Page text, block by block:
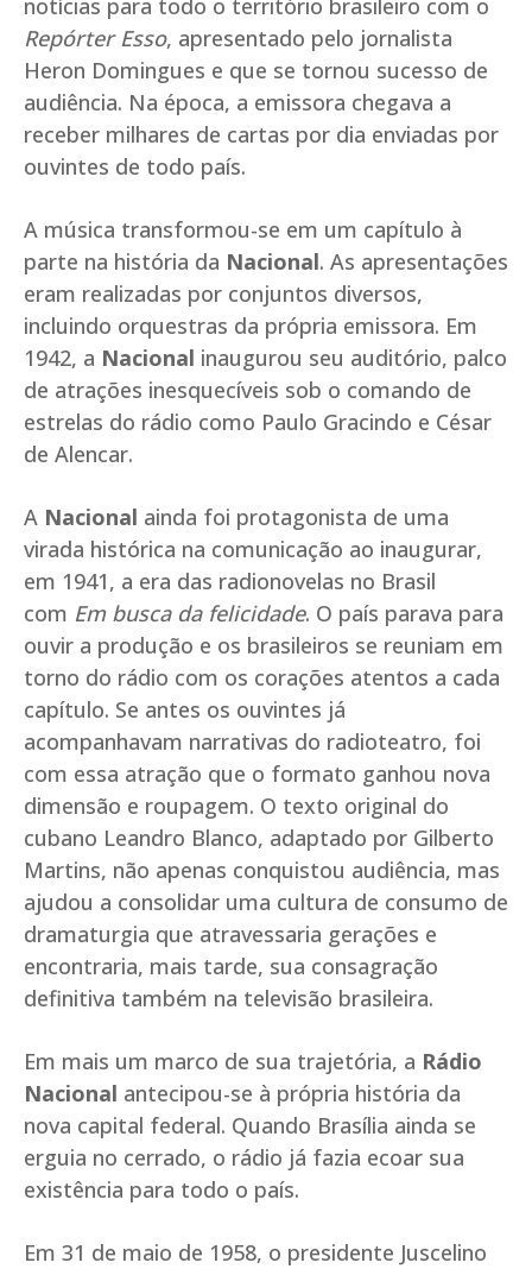
notícias para todo o território brasileiro com o
Repórter Esso, apresentado pelo jornalista
Heron Domingues e que se tornou sucesso de
audiência. Na época, a emissora chegava a
receber milhares de cartas por dia enviadas por
ouvintes de todo país.
A música transformou-se em um capítulo à
parte na história da Nacional. As apresentações
eram realizadas por conjuntos diversos,
incluindo orquestras da própria emissora. Em
1942, a Nacional inaugurou seu auditório, palco
de atrações inesquecíveis sob o comando de
estrelas do rádio como Paulo Gracindo e César
de Alencar.
A Nacional ainda foi protagonista de uma
virada histórica na comunicação ao inaugurar,
em 1941, a era das radionovelas no Brasil
com Em busca da felicidade. O país parava para
ouvir a produção e os brasileiros se reuniam em
torno do rádio com os corações atentos a cada
capítulo. Se antes os ouvintes já
acompanhavam narrativas do radioteatro, foi
com essa atração que o formato ganhou nova
dimensão e roupagem. O texto original do
cubano Leandro Blanco, adaptado por Gilberto
Martins, não apenas conquistou audiência, mas
ajudou a consolidar uma cultura de consumo de
dramaturgia que atravessaria gerações e
encontraria, mais tarde, sua consagração
definitiva também na televisão brasileira.
Em mais um marco de sua trajetória, a Rádio
Nacional antecipou-se à própria história da
nova capital federal. Quando Brasília ainda se
erguia no cerrado, o rádio já fazia ecoar sua
existência para todo o país.
Em 31 de maio de 1958, o presidente Juscelino